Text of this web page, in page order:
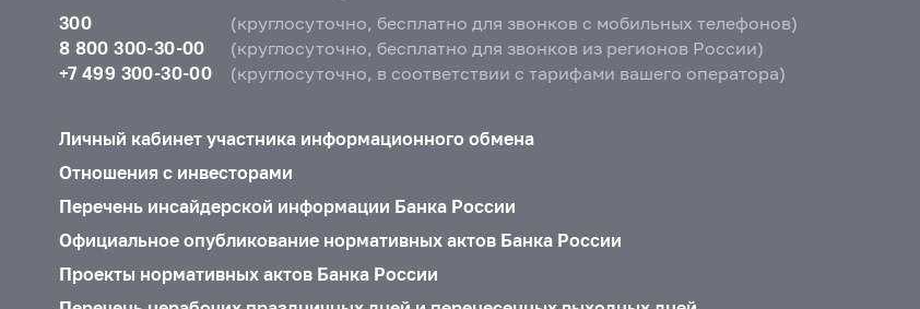
300
(круглосуточно, бесплатно для звонков с мобильных телефонов)
8 800 300-30-00
(круглосуточно, бесплатно для звонков из регионов России)
+7 499 300-30-00
(круглосуточно, в соответствии с тарифами вашего оператора)
Личный кабинет участника информационного обмена
Отношения с инвесторами
Перечень инсайдерской информации Банка России
Официальное опубликование нормативных актов Банка России
Проекты нормативных актов Банка России